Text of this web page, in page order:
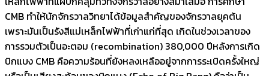
CMB ทำให้นักจักรวาลวิทยาได้ข้อมูลสำคัญของจักรวาลยุคต้น
เพราะมันเป็นรังสีแม่เหล็กไฟฟ้าที่เก่าแก่ที่สุด เกิดในช่วงเวลาของ
การรวมตัวเป็นอะตอม (recombination) 380,000 ปีหลังการเกิด
บิกแบง CMB คือความร้อนที่ยังหลงเหลืออยู่จากการระเบิดครั้งใหญ่